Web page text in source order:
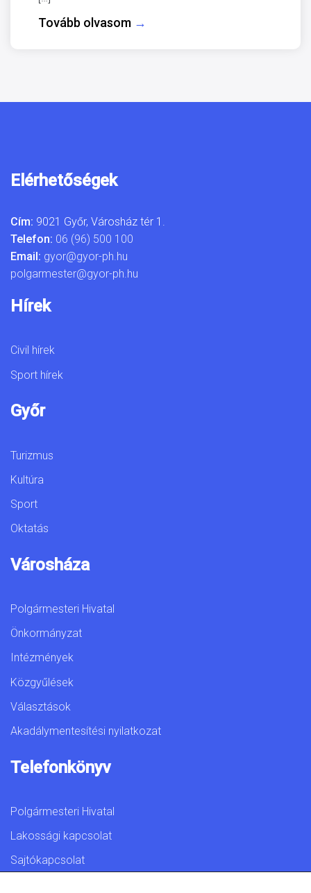
Tovább olvasom →
Elérhetőségek
Cím: 9021 Győr, Városház tér 1.
Telefon: 06 (96) 500 100
Email: gyor@gyor-ph.hu
polgarmester@gyor-ph.hu
Hírek
Civil hírek
Sport hírek
Győr
Turizmus
Kultúra
Sport
Oktatás
Városháza
Polgármesteri Hivatal
Önkormányzat
Intézmények
Közgyűlések
Választások
Akadálymentesítési nyilatkozat
Telefonkönyv
Polgármesteri Hivatal
Lakossági kapcsolat
Sajtókapcsolat